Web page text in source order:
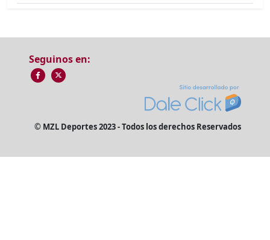
Seguinos en:
© MZL Deportes 2023 - Todos los derechos Reservados